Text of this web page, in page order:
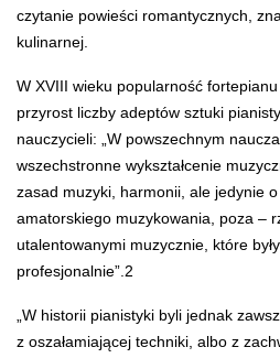
czytanie powieści romantycznych,
kulinarnej.
W XVIII wieku popularność
przyrost liczby adeptów sztuki
nauczycieli: „W powszechnym
wszechstronne wykształcenie
zasad muzyki, harmonii, ale jedynie
amatorskiego muzykowania, poza –
utalentowanymi muzycznie, które
profesjonalnie”.2
„W historii pianistyki byli jednak
z oszałamiającej techniki, albo z